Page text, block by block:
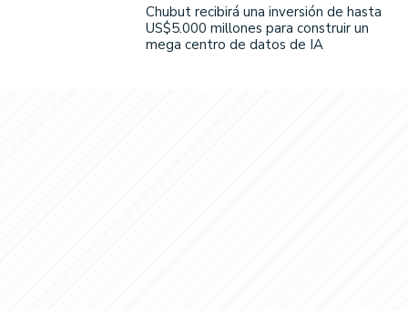
Chubut recibirá una inversión de hasta
US$5.000 millones para construir un
mega centro de datos de IA